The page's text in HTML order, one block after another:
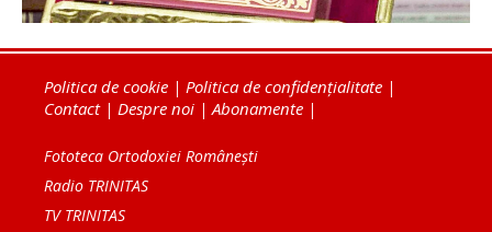
Politica de cookie | Politica de confidențialitate |
Contact| Despre noi | Abonamente |
Fototeca Ortodoxiei Românești
Radio TRINITAS
TV TRINITAS